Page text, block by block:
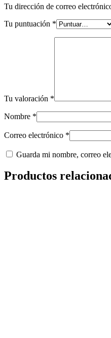
Tu dirección de correo
Tu puntuación *
Tu valoración *
Nombre *
Correo electrónico *
Guarda mi nombre, correo
Productos